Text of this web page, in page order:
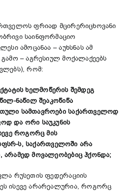
ფრიად მცირერიცხოვანი
საინფორმაციო
ამოცანაა – აუხსნას ამ
– აგრესიულ მოქალაქეებს
რომ:
ხელმოწერის შემდეგ
ნაწილ შეაკოწიწა
სამთავროები საქართველოდ
და ორი საუკუნის
როგორც მის
ს, საქართველოში არა
არამედ მოვალეობებიც ჰქონდა;
რუსეთის ფედერაციის
ისევე არარეალურია, როგორც